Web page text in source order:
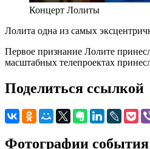
Концерт Лолиты
Лолита одна из самых
Первое признание Лолите
масштабных телепроектах
Поделиться ссылкой
Фотографии события